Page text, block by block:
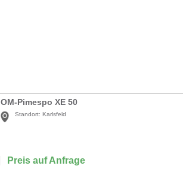
OM-Pimespo XE 50
Standort: Karlsfeld
Preis auf Anfrage